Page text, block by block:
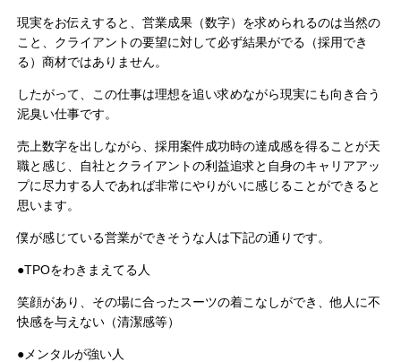
現実をお伝えすると、営業成果（数字）を求められるのは当然の
こと、クライアントの要望に対して必ず結果がでる（採用でき
る）商材ではありません。
したがって、この仕事は理想を追い求めながら現実にも向き合う
泥臭い仕事です。
売上数字を出しながら、採用案件成功時の達成感を得ることが天
職と感じ、自社とクライアントの利益追求と自身のキャリアアッ
プに尽力する人であれば非常にやりがいに感じることができると
思います。
僕が感じている営業ができそうな人は下記の通りです。
●TPOをわきまえてる人
笑顔があり、その場に合ったスーツの着こなしができ、他人に不
快感を与えない（清潔感等）
●メンタルが強い人